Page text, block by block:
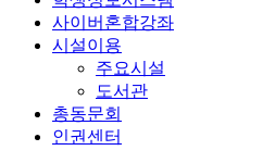
사이버혼합강좌
시설이용
주요시설
도서관
총동문회
인권센터